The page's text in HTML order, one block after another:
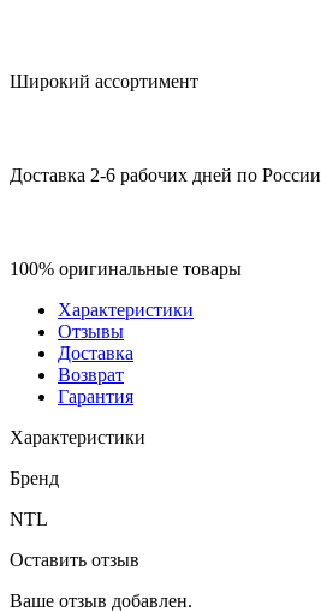
Широкий ассортимент
Доставка 2-6 рабочих дней по России
100% оригинальные товары
Характеристики
Отзывы
Доставка
Возврат
Гарантия
Характеристики
Бренд
NTL
Оставить отзыв
Ваше отзыв добавлен.